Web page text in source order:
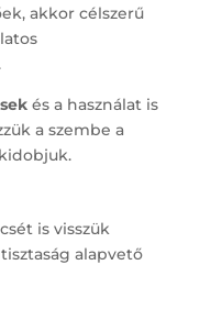
akkor célszerű
és a használat is
a szembe a
is visszük
alapvető